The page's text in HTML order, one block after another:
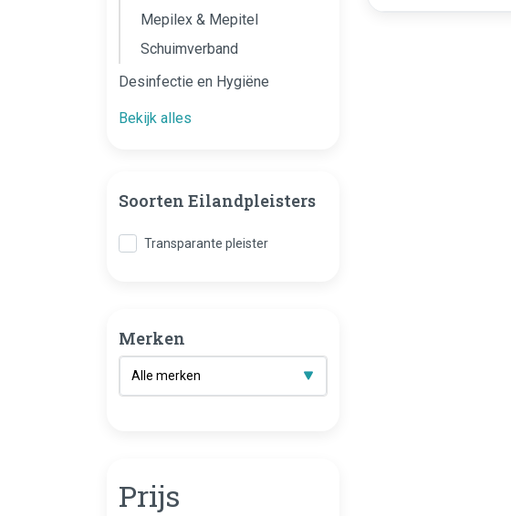
Mepilex & Mepitel
Schuimverband
Desinfectie en Hygiëne
Bekijk alles
Soorten Eilandpleisters
Transparante pleister
Merken
Prijs